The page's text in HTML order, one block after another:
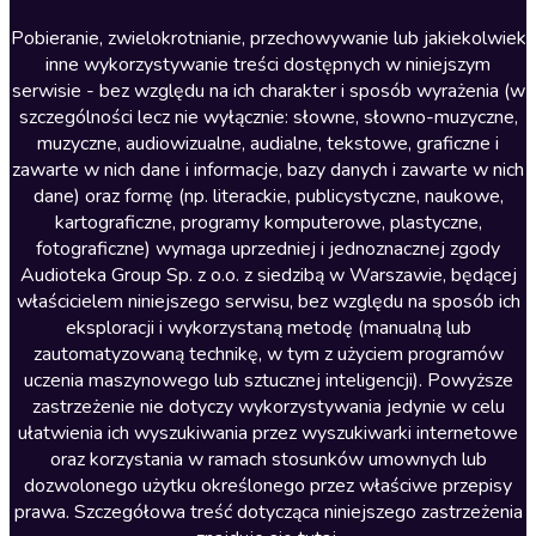
Literatura anglojęzyczna
Literatura faktu
Literatura obyczajowa
Literatura piękna obca
Literatura piękna polska
Nagrania relaksacyjne
Nauka języków
Nauki humanistyczne
Podcasty i audycje
Polityka
Prasa
Religia
Romans
Pobieranie, zwielokrotnianie, przechowywanie lub jakiekolwiek
inne wykorzystywanie treści dostępnych w niniejszym
serwisie - bez względu na ich charakter i sposób wyrażenia (w
szczególności lecz nie wyłącznie: słowne, słowno-muzyczne,
muzyczne, audiowizualne, audialne, tekstowe, graficzne i
zawarte w nich dane i informacje, bazy danych i zawarte w nich
dane) oraz formę (np. literackie, publicystyczne, naukowe,
kartograficzne, programy komputerowe, plastyczne,
fotograficzne) wymaga uprzedniej i jednoznacznej zgody
Audioteka Group Sp. z o.o. z siedzibą w Warszawie, będącej
właścicielem niniejszego serwisu, bez względu na sposób ich
eksploracji i wykorzystaną metodę (manualną lub
zautomatyzowaną technikę, w tym z użyciem programów
uczenia maszynowego lub sztucznej inteligencji). Powyższe
zastrzeżenie nie dotyczy wykorzystywania jedynie w celu
ułatwienia ich wyszukiwania przez wyszukiwarki internetowe
oraz korzystania w ramach stosunków umownych lub
dozwolonego użytku określonego przez właściwe przepisy
prawa. Szczegółowa treść dotycząca niniejszego zastrzeżenia